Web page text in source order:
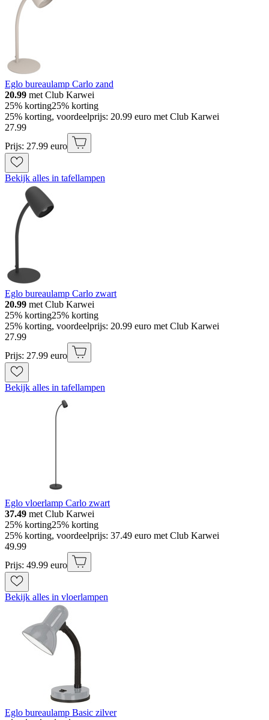
Eglo bureaulamp Carlo zand
20.99 met Club Karwei
25% korting25% korting
25% korting, voordeelprijs: 20.99 euro met Club Karwei
27.99
Prijs: 27.99 euro
Bekijk alles in tafellampen
Eglo bureaulamp Carlo zwart
20.99 met Club Karwei
25% korting25% korting
25% korting, voordeelprijs: 20.99 euro met Club Karwei
27.99
Prijs: 27.99 euro
Bekijk alles in tafellampen
Eglo vloerlamp Carlo zwart
37.49 met Club Karwei
25% korting25% korting
25% korting, voordeelprijs: 37.49 euro met Club Karwei
49.99
Prijs: 49.99 euro
Bekijk alles in vloerlampen
Eglo bureaulamp Basic zilver